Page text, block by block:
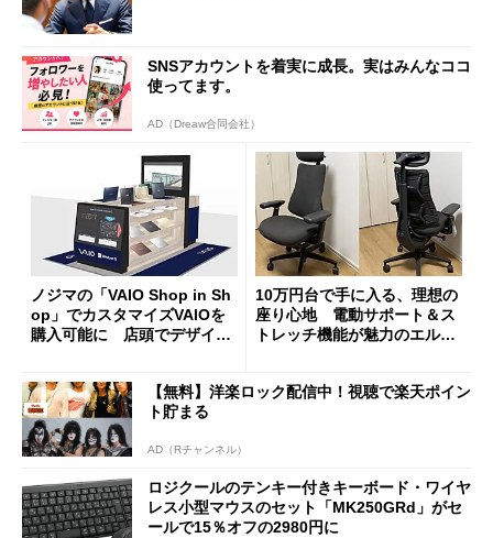
SNSアカウントを着実に成長。実はみんなココ
使ってます。
AD（Dreaw合同会社）
ノジマの「VAIO Shop in Sh
op」でカスタマイズVAIOを
購入可能に 店頭でデザイン
10万円台で手に入る、理想の
座り心地 電動サポート＆ス
トレッチ機能が魅力のエルゴ
【無料】洋楽ロック配信中！視聴で楽天ポイン
ト貯まる
AD（Rチャンネル）
ロジクールのテンキー付きキーボード・ワイヤ
レス小型マウスのセット「MK250GRd」がセ
ールで15％オフの2980円に